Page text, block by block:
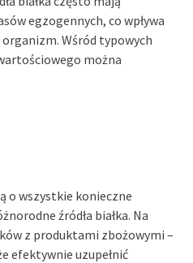
egzogennych, co wpływa
Wśród typowych
można
o wszystkie konieczne
źródła białka. Na
z produktami zbożowymi –
efektywnie uzupełnić